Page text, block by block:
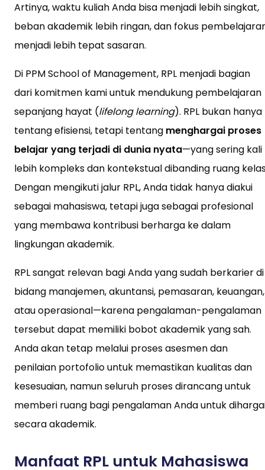
Artinya, waktu kuliah Anda bisa menjadi lebih singkat,
beban akademik lebih ringan, dan fokus
menjadi lebih tepat sasaran.
Di PPM School of Management, RPL menjadi bagian
dari komitmen kami untuk mendukung pembelajaran
sepanjang hayat (lifelong learning). RPL bukan hanya
tentang efisiensi, tetapi tentang menghargai proses
belajar yang terjadi di dunia nyata—yang sering kali
lebih kompleks dan kontekstual dibanding ruang
Dengan mengikuti jalur RPL, Anda tidak hanya diakui
sebagai mahasiswa, tetapi juga sebagai profesional
yang membawa kontribusi berharga ke dalam
lingkungan akademik.
RPL sangat relevan bagi Anda yang sudah berkarier di
bidang manajemen, akuntansi, pemasaran, keuangan,
atau operasional—karena pengalaman-pengalaman
tersebut dapat memiliki bobot akademik yang sah.
Anda akan tetap melalui proses asesmen dan
penilaian portofolio untuk memastikan kualitas dan
kesesuaian, namun seluruh proses dirancang untuk
memberi ruang bagi pengalaman Anda untuk
secara akademik.
Manfaat RPL untuk Mahasiswa